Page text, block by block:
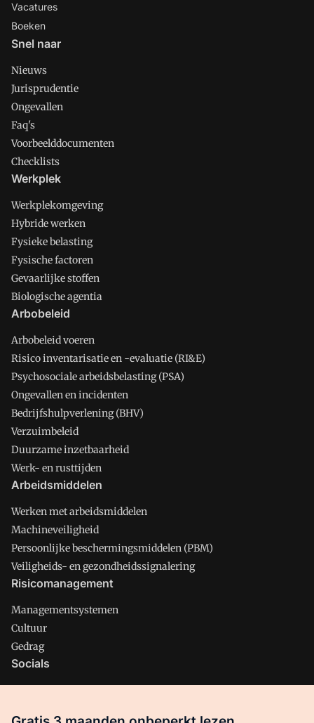
Vacatures
Boeken
Snel naar
Nieuws
Jurisprudentie
Ongevallen
Faq's
Voorbeelddocumenten
Checklists
Werkplek
Werkplekomgeving
Hybride werken
Fysieke belasting
Fysische factoren
Gevaarlijke stoffen
Biologische agentia
Arbobeleid
Arbobeleid voeren
Risico inventarisatie en -evaluatie (RI&E)
Psychosociale arbeidsbelasting (PSA)
Ongevallen en incidenten
Bedrijfshulpverlening (BHV)
Verzuimbeleid
Duurzame inzetbaarheid
Werk- en rusttijden
Arbeidsmiddelen
Werken met arbeidsmiddelen
Machineveiligheid
Persoonlijke beschermingsmiddelen (PBM)
Veiligheids- en gezondheidssignalering
Risicomanagement
Managementsystemen
Cultuur
Gedrag
Socials